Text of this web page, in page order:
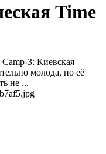
Time
Camp-3: Киевская
молода, но её
не ...